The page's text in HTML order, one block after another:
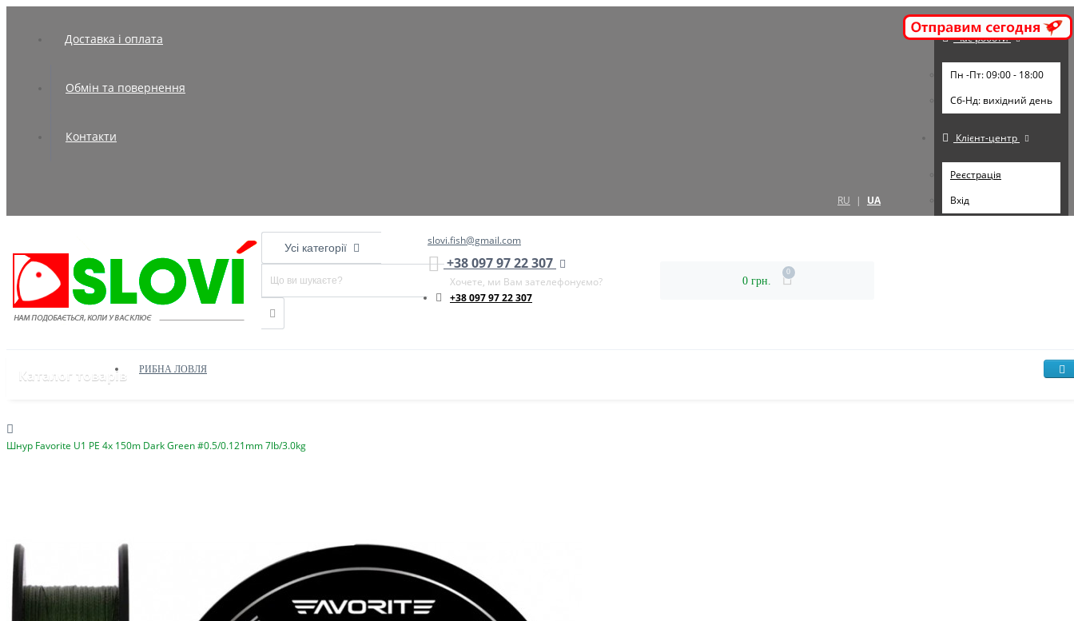
Доставка і оплата
Обмін та повернення
Контакти
RU | UA
Час роботи
Пн -Пт: 09:00 - 18:00
Cб-Нд: вихідний день
Клієнт-центр
Реєстрація
Вхід
Усі категорії
slovi.fish@gmail.com
+38 097 97 22 307
Хочете, ми Вам зателефонуємо?
+38 097 97 22 307
0 грн.
0
Каталог товарів РИБНА ЛОВЛЯ
Шнур Favorite U1 PE 4x 150m Dark Green #0.5/0.121mm 7lb/3.0kg